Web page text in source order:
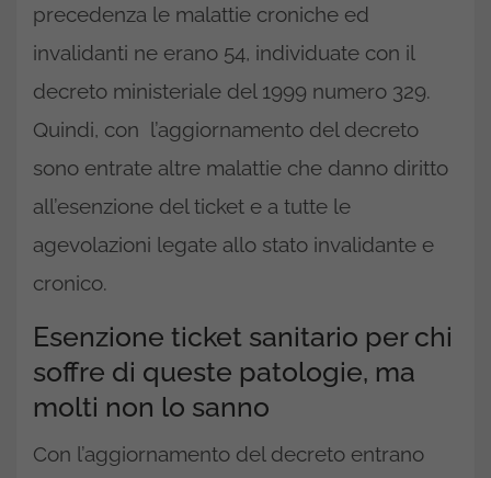
precedenza le malattie croniche ed
invalidanti ne erano 54, individuate con il
decreto ministeriale del 1999 numero 329.
Quindi, con l’aggiornamento del decreto
sono entrate altre malattie che danno diritto
all’esenzione del ticket e a tutte le
agevolazioni legate allo stato invalidante e
cronico.
Esenzione ticket sanitario per chi
soffre di queste patologie, ma
molti non lo sanno
Con l’aggiornamento del decreto entrano